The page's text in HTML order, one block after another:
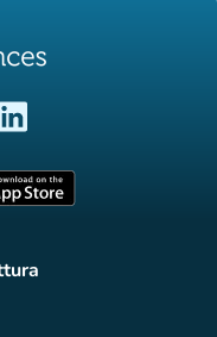
scheda)
(nuova scheda)
scheda)